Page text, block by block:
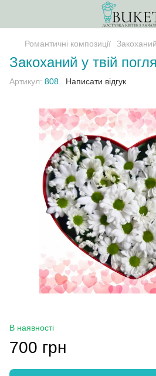
Романтичні композиції
Закоханий у твій
Артикул: 808 Написати відгук
В наявності
700 грн